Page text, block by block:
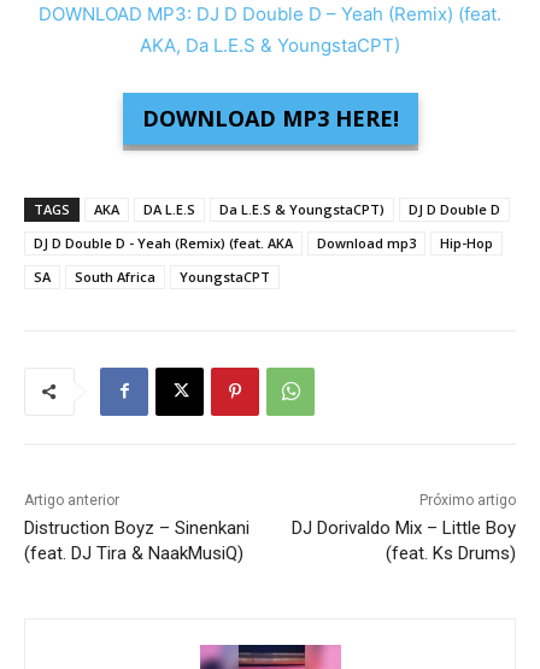
DOWNLOAD MP3: DJ D Double D – Yeah (Remix) (feat.
AKA, Da L.E.S & YoungstaCPT)
DOWNLOAD MP3 HERE!
TAGS AKA DA L.E.S Da L.E.S & YoungstaCPT)
DJ D Double D
DJ D Double D - Yeah (Remix) (feat. AKA
Download mp3
Hip-Hop
SA
South Africa YoungstaCPT
Artigo anterior
Distruction Boyz – Sinenkani
(feat. DJ Tira & NaakMusiQ)
Próximo artigo
DJ Dorivaldo Mix – Little Boy
(feat. Ks Drums)